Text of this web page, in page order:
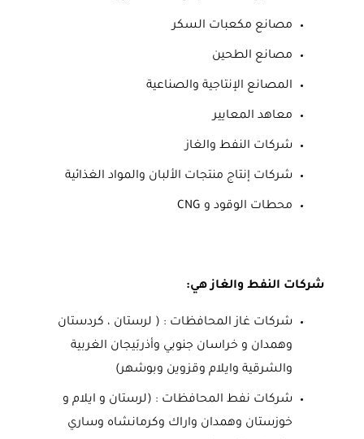
مصانع مكعبات السكر
مصانع الطحين
المصانع الإنتاجية والصناعية
معاهد المعايير
شركات النفط والغاز
شركات إنتاج منتجات الألبان والمواد الغذائية
محطات الوقود و CNG
شركات النفط والغاز هي:
شركات غاز المحافظات : ( لرستان ، كردستان
وهمدان و خراسان جنوبي وأذربَيجان الغربية
والشرقية وايلام وقزوين وبوشهر)
شركات نفط المحافظات : (لرستان و ايلام و
خوزستان وهمدان واراك وكرمانشاه وساري